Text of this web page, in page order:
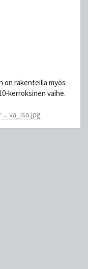
on rakenteilla myös
kerroksinen vaihe.
va_iso.jpg